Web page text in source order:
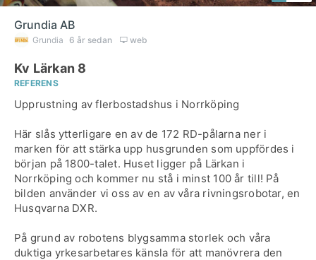
Grundia AB
Grundia 6 år sedan web
Kv Lärkan 8
REFERENS
Upprustning av flerbostadshus i Norrköping
Här slås ytterligare en av de 172 RD-pålarna ner i
marken för att stärka upp husgrunden som uppfördes i
början på 1800-talet. Huset ligger på Lärkan i
Norrköping och kommer nu stå i minst 100 år till! På
bilden använder vi oss av en av våra rivningsrobotar, en
Husqvarna DXR.
På grund av robotens blygsamma storlek och våra
duktiga yrkesarbetares känsla för att manövrera den